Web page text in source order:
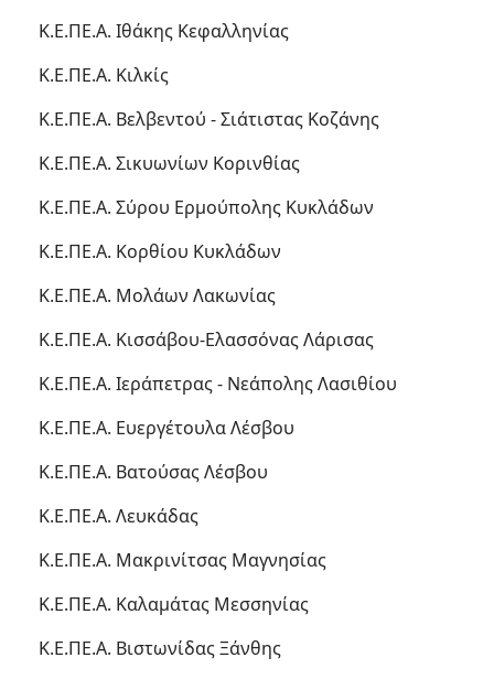
Κ.Ε.ΠΕ.Α. Ιθάκης Κεφαλληνίας
Κ.Ε.ΠΕ.Α. Κιλκίς
Κ.Ε.ΠΕ.Α. Βελβεντού - Σιάτιστας Κοζάνης
Κ.Ε.ΠΕ.Α. Σικυωνίων Κορινθίας
Κ.Ε.ΠΕ.Α. Σύρου Ερμούπολης Κυκλάδων
Κ.Ε.ΠΕ.Α. Κορθίου Κυκλάδων
Κ.Ε.ΠΕ.Α. Μολάων Λακωνίας
Κ.Ε.ΠΕ.Α. Κισσάβου-Ελασσόνας Λάρισας
Κ.Ε.ΠΕ.Α. Ιεράπετρας - Νεάπολης Λασιθίου
Κ.Ε.ΠΕ.Α. Ευεργέτουλα Λέσβου
Κ.Ε.ΠΕ.Α. Βατούσας Λέσβου
Κ.Ε.ΠΕ.Α. Λευκάδας
Κ.Ε.ΠΕ.Α. Μακρινίτσας Μαγνησίας
Κ.Ε.ΠΕ.Α. Καλαμάτας Μεσσηνίας
Κ.Ε.ΠΕ.Α. Βιστωνίδας Ξάνθης